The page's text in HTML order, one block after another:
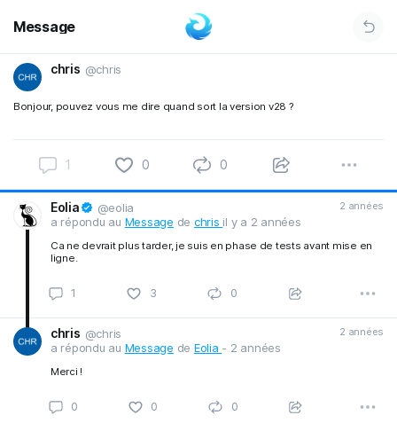
Message
chris @chris
Bonjour, pouvez vous me dire quand sort la version v28 ?
1 0 0
Eolia @eolia 2 années
a répondu au Message de chris il y a 2 années
Ca ne devrait plus tarder, je suis en phase de tests avant mise en
ligne.
chris @chris 2 années
a répondu au Message de Eolia - 2 années
Merci !